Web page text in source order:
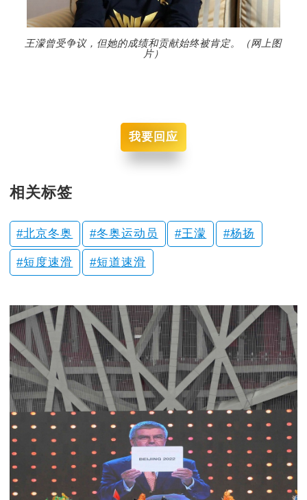
王濛曾受争议，但她的成绩和贡献始终被肯定。（网上图
片）
我要回应
相关标签
北京冬奥 冬奥运动员 王濛 杨扬
短度速滑 短道速滑